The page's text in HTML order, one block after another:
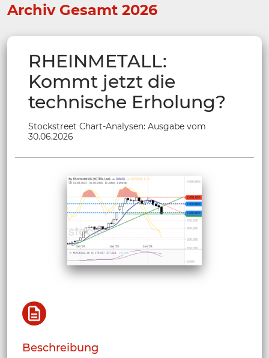
Archiv Gesamt 2026
RHEINMETALL:
Kommt jetzt die
technische Erholung?
Stockstreet Chart-Analysen: Ausgabe vom
30.06.2026
Beschreibung